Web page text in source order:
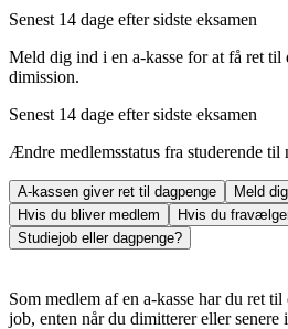
Senest 14 dage efter sidste eksamen
Meld dig ind i en a-kasse for at få ret til
dimission.
Senest 14 dage efter sidste eksamen
Ændre medlemsstatus fra studerende til
A-kassen giver ret til dagpenge
Meld
Hvis du bliver medlem
Hvis du
Studiejob eller dagpenge?
Som medlem af en a-kasse har du ret
job, enten når du dimitterer eller senere